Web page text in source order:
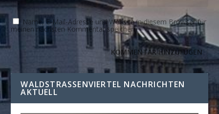
Name, E-Mail-Adresse und Website in diesem Browser für
meinen nächsten Kommentar speichern.
WALDSTRASSENVIERTEL NACHRICHTEN A
KTUELL